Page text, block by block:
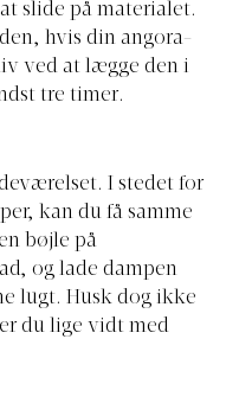
slide på materialet.
hvis din angora-
ved at lægge den i
tre timer.
I stedet for
kan du få samme
bøjle på
og lade dampen
lugt. Husk dog ikke
du lige vidt med